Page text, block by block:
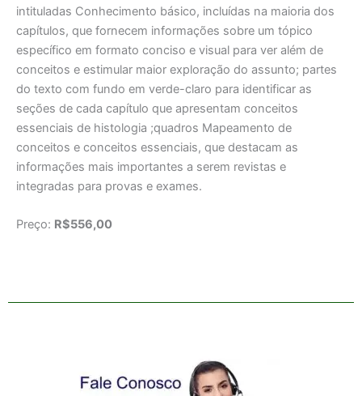
intituladas Conhecimento básico, incluídas na maioria dos
capítulos, que fornecem informações sobre um tópico
especí­fico em formato conciso e visual para ver além de
conceitos e estimular maior exploração do assunto; partes
do texto com fundo em verde-claro para identi­ficar as
seções de cada capítulo que apresentam conceitos
essenciais de histologia ;quadros Mapeamento de
conceitos e conceitos essenciais, que destacam as
informações mais importantes a serem revistas e
integradas para provas e exames.
Preço: R$556,00